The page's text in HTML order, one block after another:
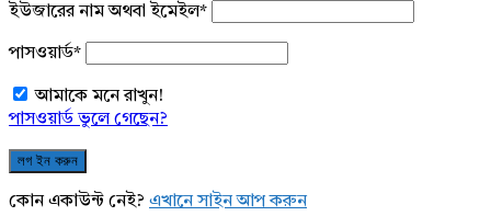
ইউজারের নাম অথবা ইমেইল*
পাসওয়ার্ড*
আমাকে মনে রাখুন!
পাসওয়ার্ড ভুলে গেছেন?
কোন একাউন্ট নেই? এখানে সাইন আপ করুন